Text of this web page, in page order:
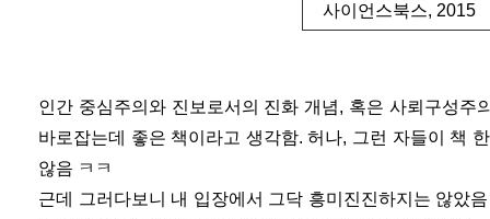
사이언스북스, 2015
인간 중심주의와 진보로서의 진화 개념, 혹은 사뢰구성주
바로잡는데 좋은 책이라고 생각함. 허나, 그런 자들이 책
않음 ㅋㅋ
근데 그러다보니 내 입장에서 그닥 흥미진진하지는 않았